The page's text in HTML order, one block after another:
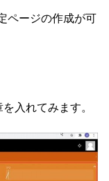
ページの作成が可
入れてみます。